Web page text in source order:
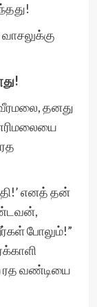
தனது
எனத் தன்
போலும்!”
ரத வண்டியை